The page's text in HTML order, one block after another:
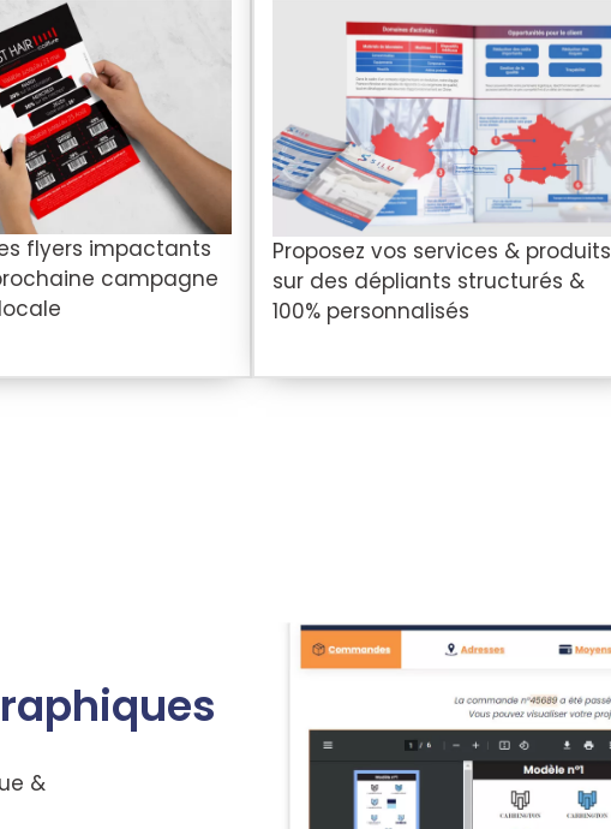
flyers impactants
campagne
Proposez vos services & produits
sur des dépliants structurés &
100% personnalisés
&